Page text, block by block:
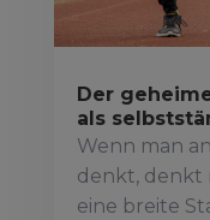
Der
als
Wenn man
denkt, denkt
eine breite